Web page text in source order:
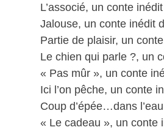
L’associé, un conte
Jalouse, un conte inédit
Partie de plaisir, un
Le chien qui parle ?, un
« Pas mûr », un conte
Ici l’on pêche, un conte
Coup d’épée…dans
« Le cadeau », un conte